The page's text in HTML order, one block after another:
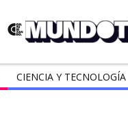
CIENCIA Y TECNOLOGÍA